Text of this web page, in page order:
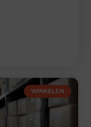
WINKELEN